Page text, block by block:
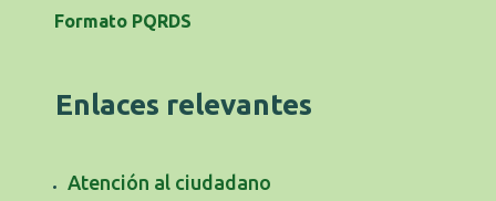
Formato PQRDS
Enlaces relevantes
Atención al ciudadano